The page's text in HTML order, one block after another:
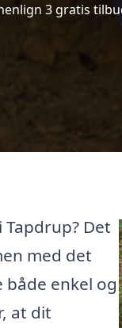
3 gratis
Det
med det
enkel og
at dit